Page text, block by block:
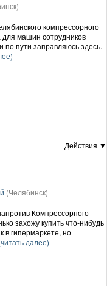
компрессорного
для машин сотрудников
по пути заправляюсь здесь.
Действия ▼
(Челябинск)
Компрессорного
захожу купить что-нибудь
в гипермаркете, но
далее)